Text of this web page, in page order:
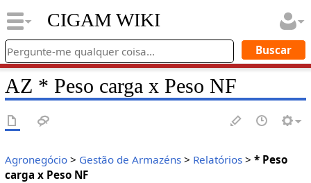
CIGAM WIKI
AZ * Peso carga x Peso NF
Agronegócio> Gestão de Armazéns> Relatórios> * Peso
carga x Peso NF